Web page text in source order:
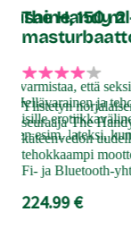
150 ml
varmistaa, että
Hellävarainen ja
esim. lateksi,
The Handy
Ylistetyn
seuraaja The
käteenvedon
tehokkaampi
Fi- ja Bluetooth-
224.99 €